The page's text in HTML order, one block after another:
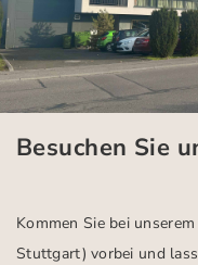
Besuchen Sie
Kommen Sie bei unserem
Stuttgart) vorbei und